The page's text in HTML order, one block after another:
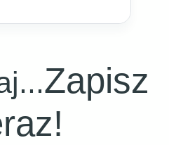
Zapisz